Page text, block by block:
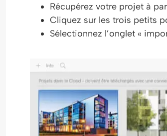
Récupérez votre projet à
Cliquez sur les trois petits
Sélectionnez l’onglet «